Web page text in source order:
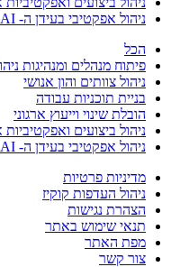
ניהול אפקטיבי בעידן ה- AI
הכל
פיתוח מנהלים ומנהיגות
ניהול צוותים והון אנושי
בניית תוכניות עבודה
הובלת שינוי וייעוץ ארגוני
ניהול ביצועים ואפקטיביות
ניהול אפקטיבי בעידן ה- AI
מדיניות פרטיות
ניהול העדפות קוקיז
הצהרת נגישות
תנאי שימוש באתר
מפת האתר
צור קשר